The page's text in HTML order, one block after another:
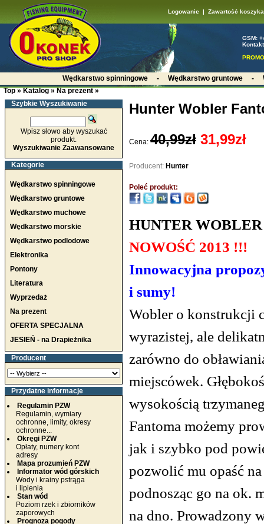
Logowanie| Zawartość koszyka
GSM:
Wędkarstwo spinningowe - Wędkarstwo gruntowe -
Top » Katalog » Na prezent »
Szybkie Wyszukiwanie
Wpisz słowo aby wyszukać
produkt.
Wyszukiwanie Zaawansowane
Kategorie
Wędkarstwo spinningowe
Wędkarstwo gruntowe
Wędkarstwo muchowe
Wędkarstwo morskie
Wędkarstwo podlodowe
Elektronika
Pontony
Literatura
Wyprzedaż
Na prezent
OFERTA SPECJALNA
JESIEŃ - na Drapieżnika
Producent
Przydatne informacje
Regulamin PZW
Regulamin, wymiary
ochronne, limity, okresy
ochronne...
Okręgi PZW
Opłaty, numery kont
adresy
Mapa prozumień PZW
Informator wód górskich
Wody i krainy pstrąga
i lipienia
Stan wód
Poziom rzek i zbiorników
zaporowych
Prognoza pogody
Hunter Wobler
Cena: 40,99zł 31,99zł
Producent: Hunter
Poleć produkt:
HUNTER
NOWOŚĆ 2013 !!!
Innowacyjna
i sumy!
Wobler o konstrukcji
wyrazistej, ale
zarówno do
miejscówek.
wysokością
Fantoma możemy
jak i szybko pod
pozwolić mu opaść
podnosząc go na ok.
na dno. Prowadzony